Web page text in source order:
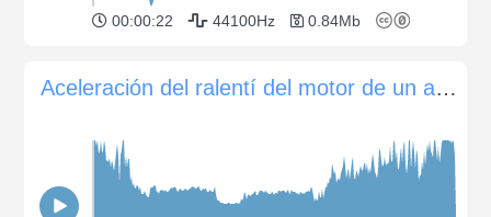
00:00:22 44100Hz 0.84Mb
Aceleración del ralentí del motor de un automóvil